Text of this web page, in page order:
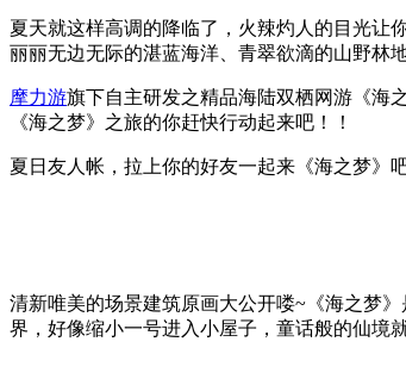
夏天就这样高调的降临了，火辣灼人的目光让
丽丽无边无际的湛蓝海洋、青翠欲滴的山野
摩力游旗下自主研发之精品海陆双栖网游《海
《海之梦》之旅的你赶快行动起来吧！！
夏日友人帐，拉上你的好友一起来《海之梦》
清新唯美的场景建筑原画大公开喽~《海之梦
界，好像缩小一号进入小屋子，童话般的仙境